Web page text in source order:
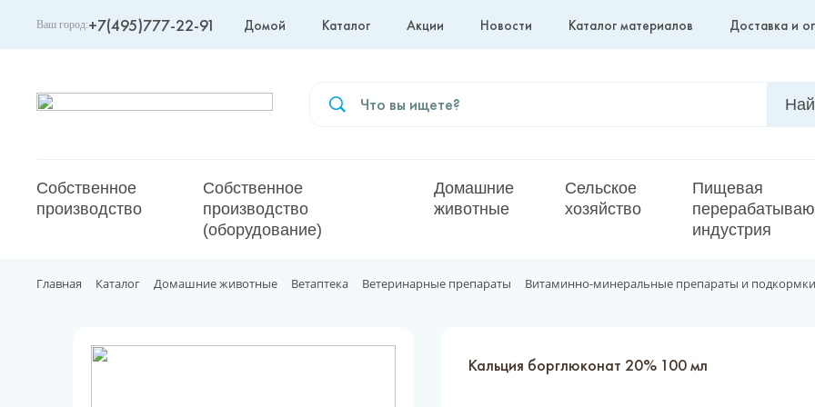
Ваш город:+7(495)777-22-91 Домой Каталог Акции Новости Каталог материалов Доставка и
Москва
Собственное
производство
Собственное
производство
(оборудование)
Домашние
животные
Сельское
хозяйство
Пищевая
индустрия
Главная Каталог Домашние животные Ветаптека Ветеринарные препараты Витаминно-минеральные препараты и подкормки
Кальция борглюконат 20% 100 мл